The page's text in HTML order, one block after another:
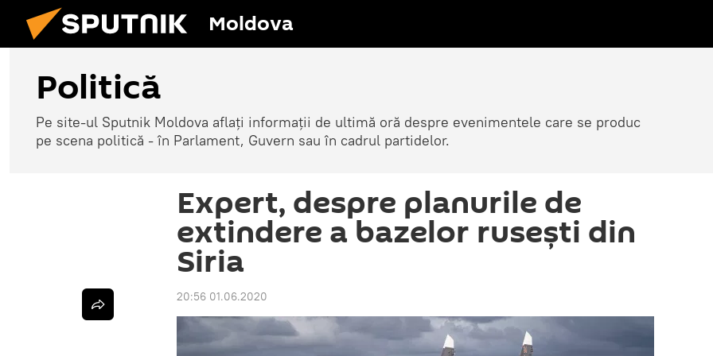
Moldova
Politică
Pe site-ul Sputnik Moldova aflați informații de ultimă oră despre evenimentele care se produc
pe scena politică - în Parlament, Guvern sau în cadrul partidelor.
Expert, despre planurile de
extindere a bazelor rusești din
Siria
20:56 01.06.2020